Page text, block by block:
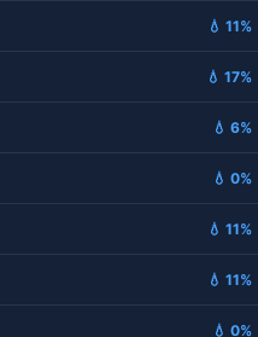
💧 11%
💧 17%
💧 6%
💧 0%
💧 11%
💧 11%
💧 0%